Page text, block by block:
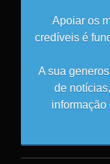
Apoiar os
credíveis é
A sua
de